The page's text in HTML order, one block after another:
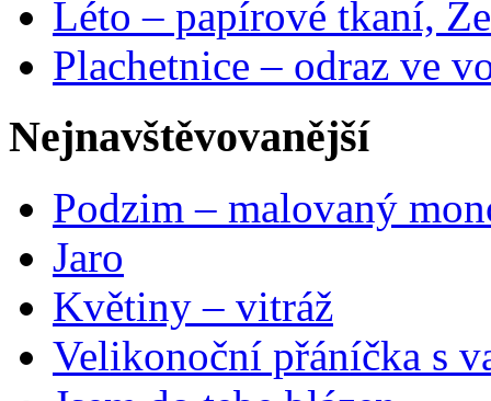
Léto – papírové tkaní,
Plachetnice – odraz ve
Nejnavštěvovanější
Podzim – malovaný
Jaro
Květiny – vitráž
Velikonoční přáníčka s